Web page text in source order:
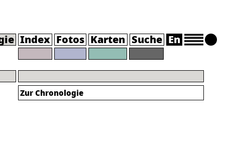
Index Fotos Karten Suche En
Zur Chronologie